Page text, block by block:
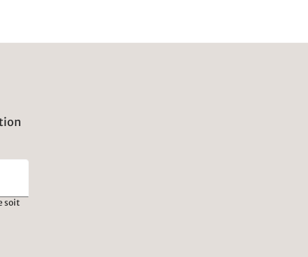
soit